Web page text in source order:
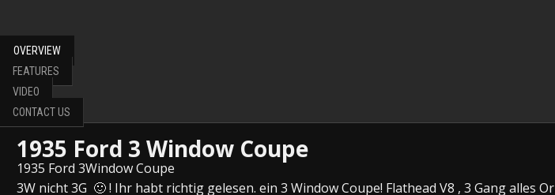
OVERVIEW
FEATURES
VIDEO
CONTACT US
1935 Ford 3 Window Coupe
1935 Ford 3Window Coupe
3W nicht 3G 🙂 ! Ihr habt richtig gelesen. ein 3 Window Coupe! Flathead V8 , 3 Gang alles